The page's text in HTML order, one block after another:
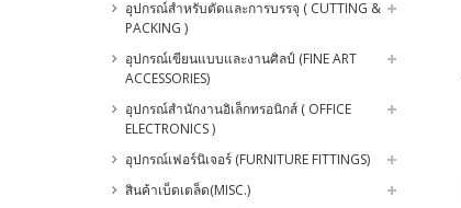
อุปกรณ์สำหรับตัดและการบรรจุ ( CUTTING &
PACKING )
อุปกรณ์เขียนแบบและงานศิลป์ (FINE ART
ACCESSORIES)
อุปกรณ์สำนักงานอิเล็กทรอนิกส์ ( OFFICE
ELECTRONICS )
อุปกรณ์เฟอร์นิเจอร์ (FURNITURE FITTINGS)
สินค้าเบ็ดเตล็ด(MISC.)